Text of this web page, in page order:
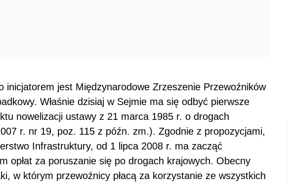
inicjatorem jest Międzynarodowe Zrzeszenie Przewoźników
Właśnie dzisiaj w Sejmie ma się odbyć pierwsze
nowelizacji ustawy z 21 marca 1985 r. o drogach
r. nr 19, poz. 115 z późn. zm.). Zgodnie z propozycjami,
Infrastruktury, od 1 lipca 2008 r. ma zacząć
opłat za poruszanie się po drogach krajowych. Obecny
w którym przewoźnicy płacą za korzystanie ze wszystkich